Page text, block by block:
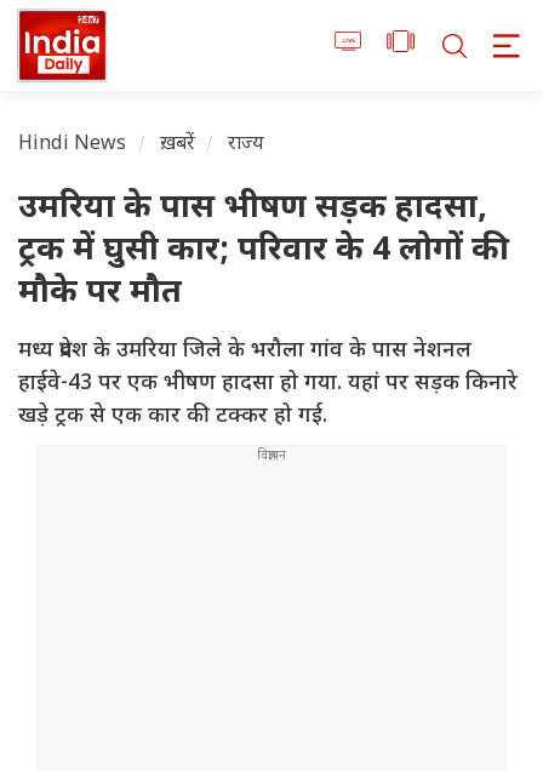
Hindi News ख़बरें राज्य
उमरिया के पास भीषण सड़क हादसा,
ट्रक में घुसी कार; परिवार के 4 लोगों की
मौके पर मौत
मध्य प्रदेश के उमरिया जिले के भरौला गांव के पास नेशनल
हाईवे-43 पर एक भीषण हादसा हो गया. यहां पर सड़क किनारे
खड़े ट्रक से एक कार की टक्कर हो गई.